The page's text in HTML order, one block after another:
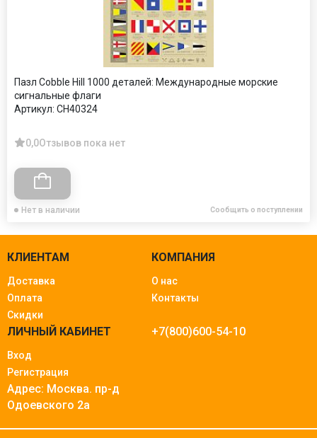
Пазл Cobble Hill 1000 деталей: Международные морские
сигнальные флаги
Артикул: CH40324
0,0Отзывов пока нет
Нет в наличии Сообщить о поступлении
КЛИЕНТАМ
Доставка
Оплата
Скидки
КОМПАНИЯ
О нас
Контакты
ЛИЧНЫЙ КАБИНЕТ
Вход
Регистрация
+7(800)600-54-10
Адрес: Москва. пр-д
Одоевского 2а